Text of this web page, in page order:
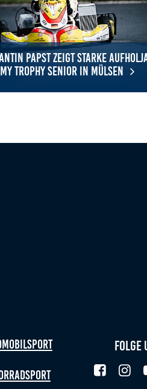
Papst zeigt starke
Trophy Senior in Mülsen
Folge